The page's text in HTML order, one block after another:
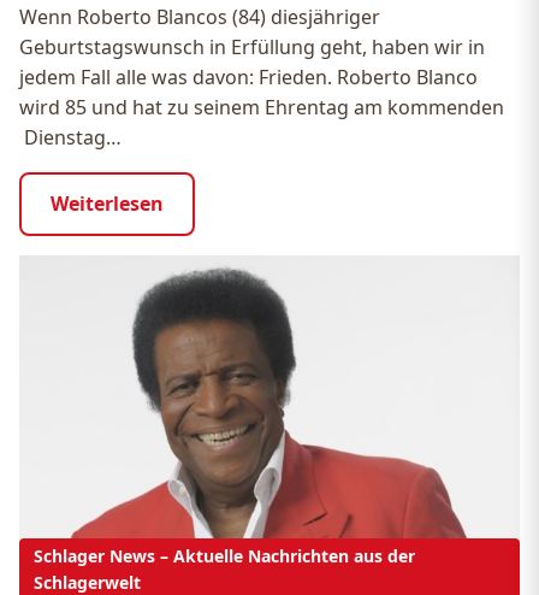
Wenn Roberto Blancos (84) diesjähriger
Geburtstagswunsch in Erfüllung geht, haben wir in
jedem Fall alle was davon: Frieden. Roberto Blanco
wird 85 und hat zu seinem Ehrentag am kommenden
Dienstag…
Weiterlesen
Schlager News – Aktuelle Nachrichten aus der
Schlagerwelt